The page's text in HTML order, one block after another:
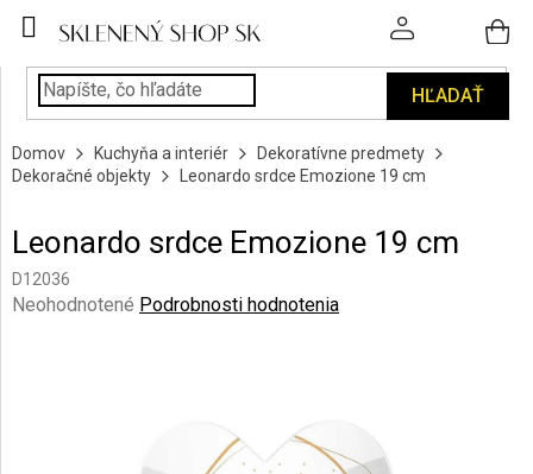
HĽADAŤ
POHÁRE
PODÁVANIE
NÁPOJOV
KUCHYŇA
A
INTERIÉR
Domov Kuchyňa a interiér
Dekoratívne predmety
Dekoračné objekty
Leonardo srdce Emozione 19 cm
Leonardo srdce Emozione 19 cm
D12036
Priemerné
Neohodnotené Podrobnosti hodnotenia